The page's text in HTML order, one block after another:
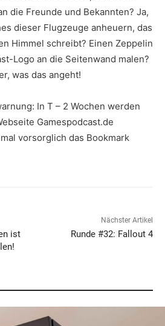
die Freunde und Bekannten? Ja,
dieser Flugzeuge anheuern, das
Himmel schreibt? Einen Zeppelin
Logo an die Seitenwand malen?
was das angeht!
In T – 2 Wochen werden
Gamespodcast.de
vorsorglich das Bookmark
ist
Nächster Artikel
Runde #32: Fallout 4